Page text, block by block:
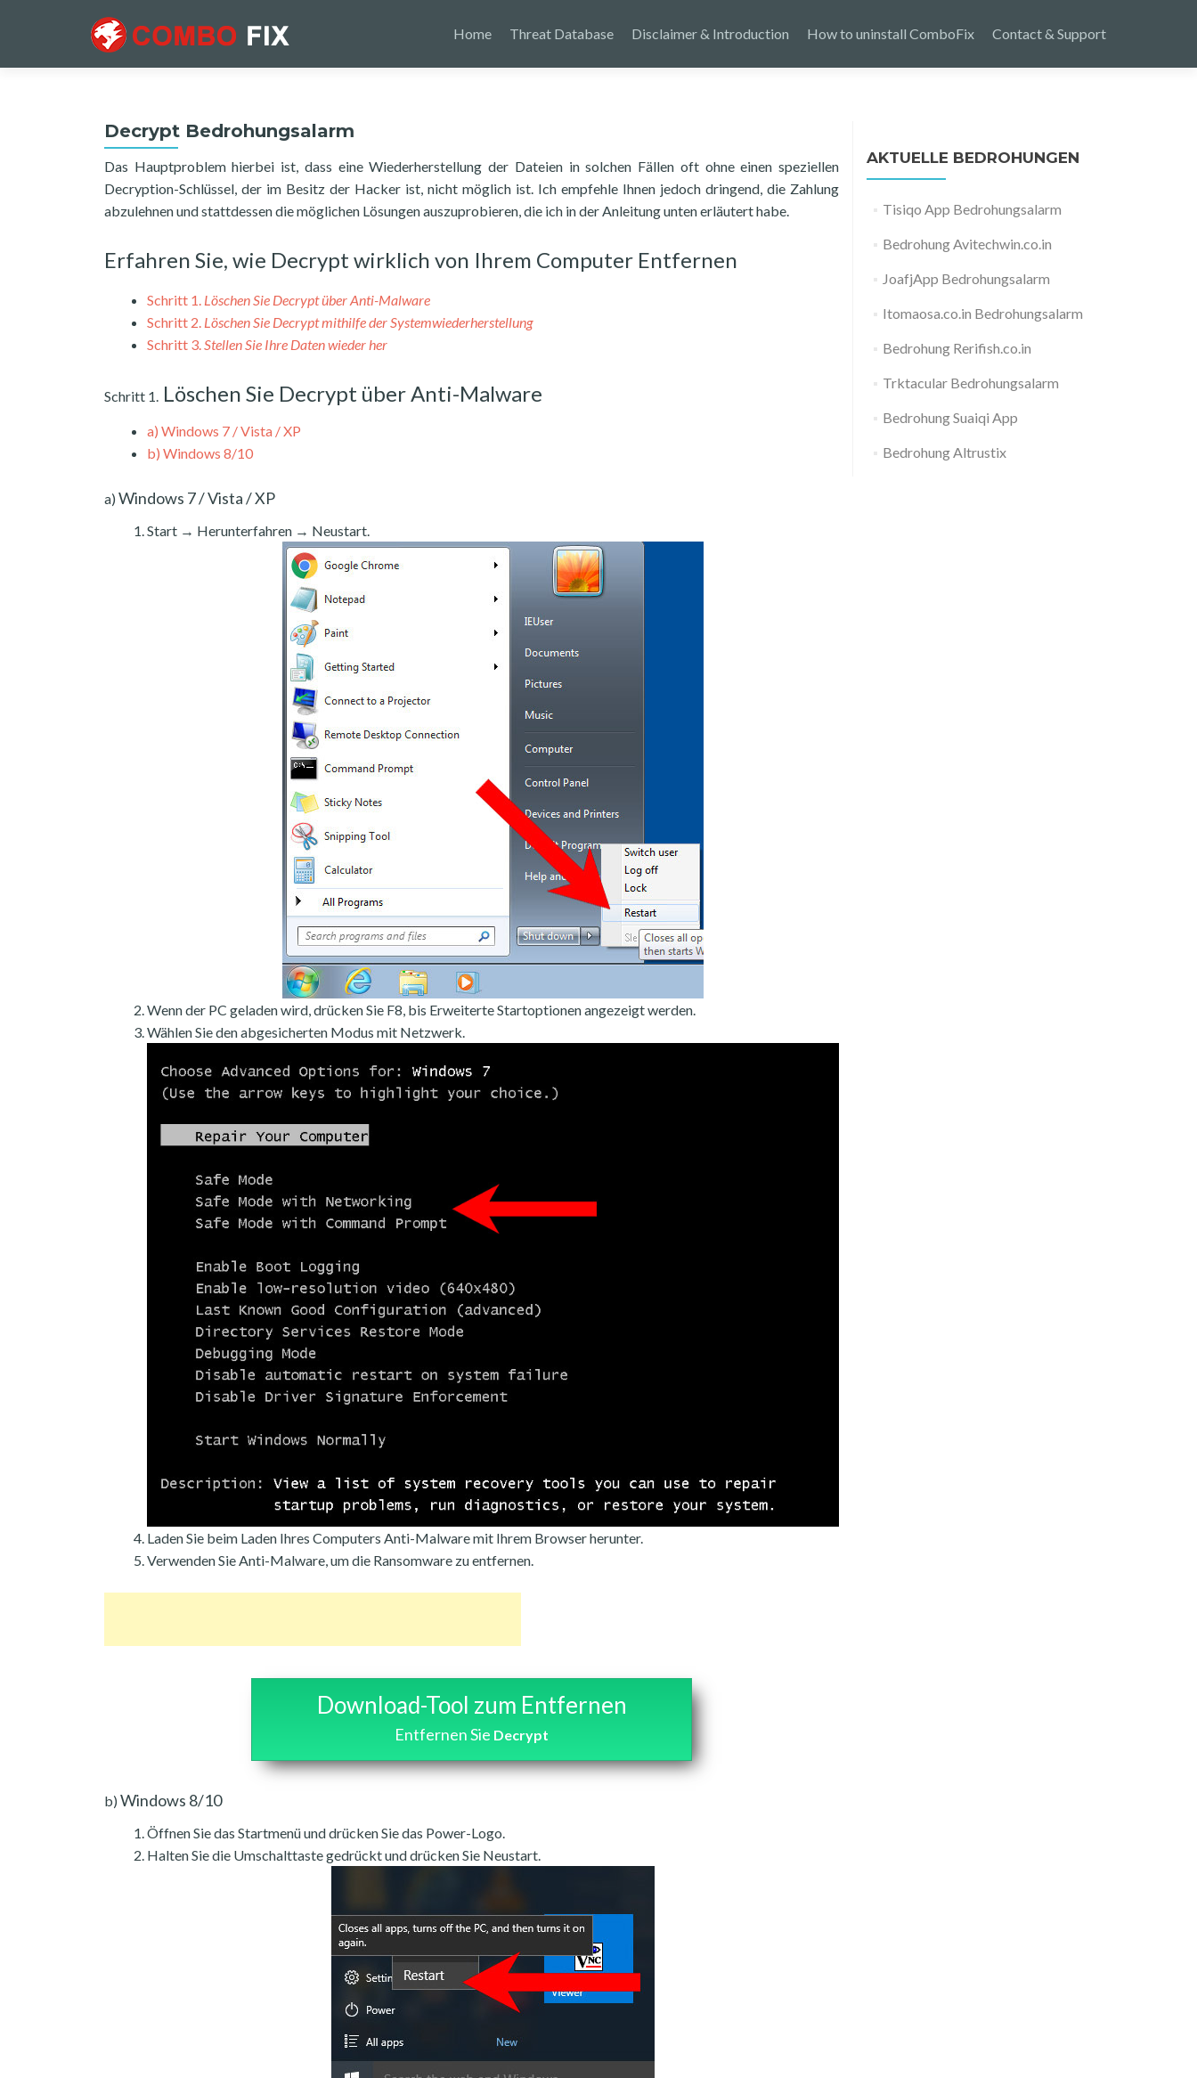
Home Threat Database Disclaimer & Introduction How to uninstall ComboFix Contact & Support
Decrypt Bedrohungsalarm
Das Hauptproblem hierbei ist, dass eine Wiederherstellung der Dateien in solchen Fällen oft ohne einen speziellen
Decryption-Schlüssel, der im Besitz der Hacker ist, nicht möglich ist. Ich empfehle Ihnen jedoch dringend, die Zahlung
abzulehnen und stattdessen die möglichen Lösungen auszuprobieren, die ich in der Anleitung unten erläutert habe.
Erfahren Sie, wie Decrypt wirklich von Ihrem Computer Entfernen
Schritt 1. Löschen Sie Decrypt über Anti-Malware
Schritt 2. Löschen Sie Decrypt mithilfe der Systemwiederherstellung
Schritt 3.Stellen Sie Ihre Daten wieder her
Schritt 1. Löschen Sie Decrypt über Anti-Malware
a) Windows 7 / Vista / XP
b) Windows 8/10
a) Windows 7 / Vista / XP
Start → Herunterfahren → Neustart.
Wenn der PC geladen wird, drücken Sie F8, bis Erweiterte Startoptionen angezeigt werden.
Wählen Sie den abgesicherten Modus mit Netzwerk.
Laden Sie beim Laden Ihres Computers Anti-Malware mit Ihrem Browser herunter.
Verwenden Sie Anti-Malware, um die Ransomware zu entfernen.
Download-Tool zum Entfernen
Entfernen Sie Decrypt
b) Windows 8/10
Öffnen Sie das Startmenü und drücken Sie das Power-Logo.
Halten Sie die Umschalttaste gedrückt und drücken Sie Neustart.
AKTUELLE BEDROHUNGEN
Tisiqo App Bedrohungsalarm
Bedrohung Avitechwin.co.in
JoafjApp Bedrohungsalarm
Itomaosa.co.in Bedrohungsalarm
Bedrohung Rerifish.co.in
Trktacular Bedrohungsalarm
Bedrohung Suaiqi App
Bedrohung Altrustix